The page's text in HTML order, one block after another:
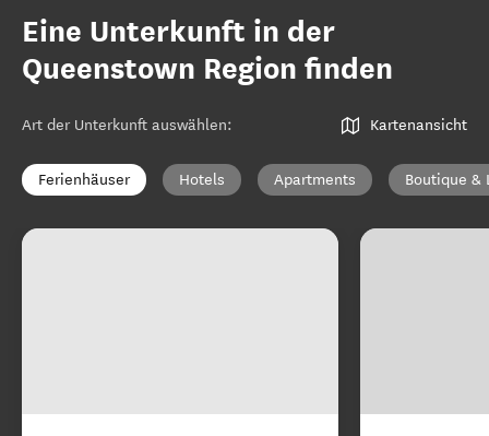
Eine Unterkunft in der
Queenstown Region finden
Art der Unterkunft auswählen: Kartenansicht
Ferienhäuser Hotels Apartments Boutique &